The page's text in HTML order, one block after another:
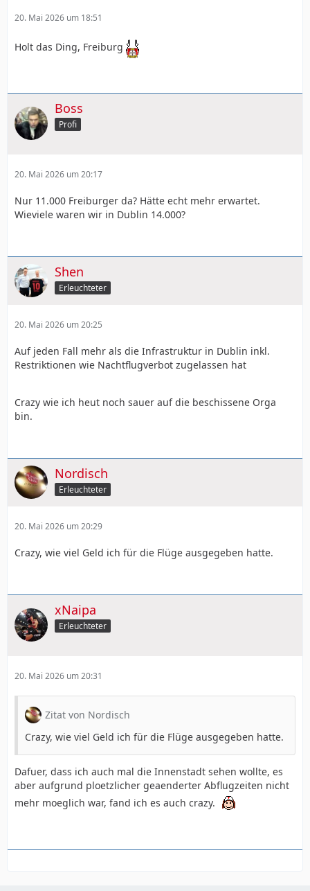
20. Mai 2026 um 18:51
Holt das Ding, Freiburg
Boss
Profi
20. Mai 2026 um 20:17
Nur 11.000 Freiburger da? Hätte echt mehr erwartet.
Wieviele waren wir in Dublin 14.000?
Shen
Erleuchteter
20. Mai 2026 um 20:25
Auf jeden Fall mehr als die Infrastruktur in Dublin inkl.
Restriktionen wie Nachtflugverbot zugelassen hat
Crazy wie ich heut noch sauer auf die beschissene Orga
bin.
Nordisch
Erleuchteter
20. Mai 2026 um 20:29
Crazy, wie viel Geld ich für die Flüge ausgegeben hatte.
xNaipa
Erleuchteter
20. Mai 2026 um 20:31
Zitat von Nordisch
Crazy, wie viel Geld ich für die Flüge ausgegeben hatte.
Dafuer, dass ich auch mal die Innenstadt sehen wollte, es
aber aufgrund ploetzlicher geaenderter Abflugzeiten nicht
mehr moeglich war, fand ich es auch crazy.